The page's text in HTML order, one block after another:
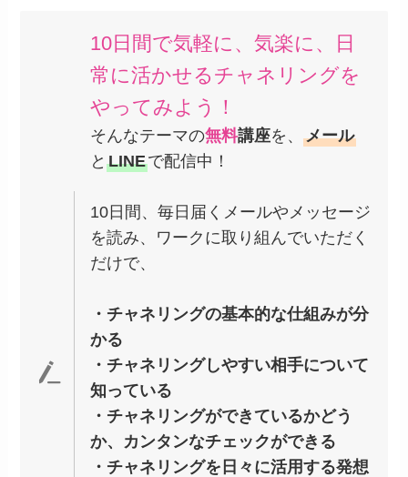
10日間で気軽に、気楽に、日
常に活かせるチャネリングを
やってみよう！
そんなテーマの無料講座を、 メール
と LINEで配信中！
10日間、毎日届くメールやメッセージ
を読み、ワークに取り組んでいただく
だけで、
・チャネリングの基本的な仕組みが分
かる
・チャネリングしやすい相手について
知っている
・チャネリングができているかどう
か、カンタンなチェックができる
・チャネリングを日々に活用する発想